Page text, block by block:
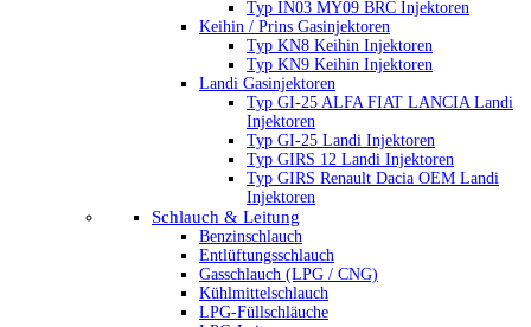
Typ IN03 MY09 BRC Injektoren
Keihin / Prins Gasinjektoren
Typ KN8 Keihin Injektoren
Typ KN9 Keihin Injektoren
Landi Gasinjektoren
Typ GI-25 ALFA FIAT LANCIA Landi
Injektoren
Typ GI-25 Landi Injektoren
Typ GIRS 12 Landi Injektoren
Typ GIRS Renault Dacia OEM Landi
Injektoren
Schlauch & Leitung
Benzinschlauch
Entlüftungsschlauch
Gasschlauch (LPG / CNG)
Kühlmittelschlauch
LPG-Füllschläuche